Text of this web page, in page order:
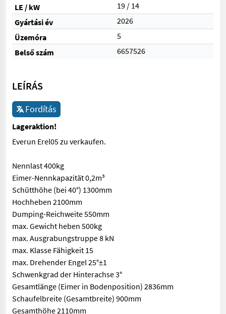
LE / kW
19 / 14
Gyártási év
2026
Üzemóra
5
Belső szám
6657526
LEÍRÁS
Fordítás
Lageraktion!
Everun Erel05 zu verkaufen.
Nennlast 400kg
Eimer-Nennkapazität 0,2m³
Schütthöhe (bei 40°) 1300mm
Hochheben 2100mm
Dumping-Reichweite 550mm
max. Gewicht heben 500kg
max. Ausgrabungstruppe 8 kN
max. Klasse Fähigkeit 15
max. Drehender Engel 25°±1
Schwenkgrad der Hinterachse 3°
Gesamtlänge (Eimer in Bodenposition) 2836mm
Schaufelbreite (Gesamtbreite) 900mm
Gesamthöhe 2110mm